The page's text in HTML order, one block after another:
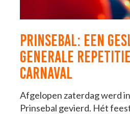
PRINSEBAL: EEN
GENERALE
CARNAVAL
Afgelopen zaterdag werd
Prinsebal gevierd. Hét